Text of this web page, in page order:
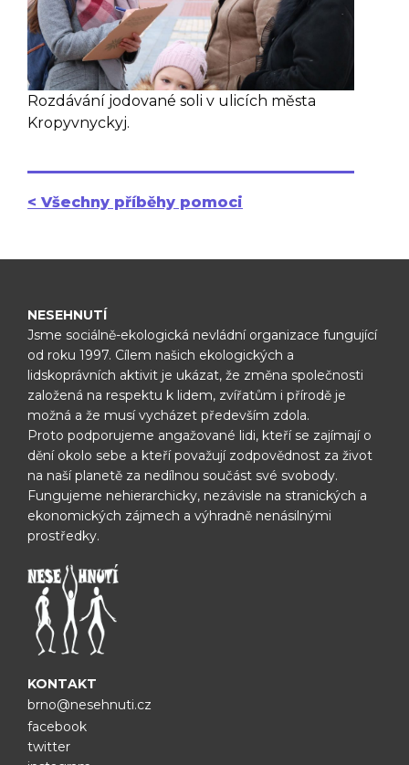
Rozdávání jodované soli v ulicích města
Kropyvnyckyj.
< Všechny příběhy pomoci
NESEHNUTÍ
Jsme sociálně-ekologická nevládní organizace fungující
od roku 1997. Cílem našich ekologických a
lidskoprávních aktivit je ukázat, že změna společnosti
založená na respektu k lidem, zvířatům i přírodě je
možná a že musí vycházet především zdola.
Proto podporujeme angažované lidi, kteří se zajímají o
dění okolo sebe a kteří považují zodpovědnost za život
na naší planetě za nedílnou součást své svobody.
Fungujeme nehierarchicky, nezávisle na stranických a
ekonomických zájmech a výhradně nenásilnými
prostředky.
KONTAKT
brno@nesehnuti.cz
facebook
twitter